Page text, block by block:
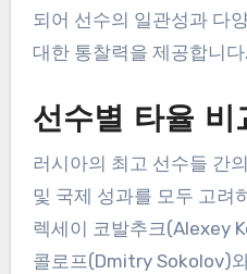
되어 선수의 일관성과 다
대한 통찰력을 제공합니다.
선수별 타율 비
러시아의 최고 선수들 간
및 국제 성과를 모두 고려
렉세이 코발추크(Alexey
콜로프(Dmitry Sokolov)